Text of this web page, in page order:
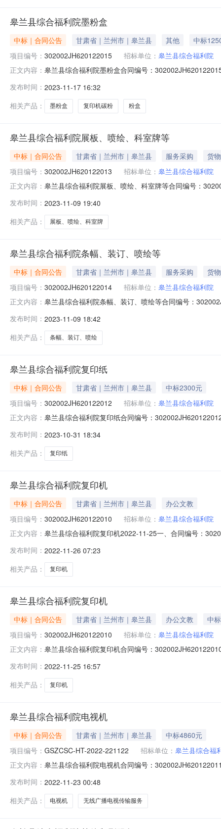
皋兰县综合福利院墨粉盒
中标｜合同公告 甘肃省｜兰州市｜皋兰县 其他
中标
项目编号： 302002JH620122015 招标单位： 皋兰县综合福利院
正文内容： 皋兰县综合福利院墨粉盒合同编号：
是否为ppp：是否联合体：牵头单位：组成单位：点击下
发布时间： 2023-11-17 16:32
相关产品：
墨粉盒 复印机碳粉 粉盒
皋兰县综合福利院展板、喷绘、科室牌等
中标｜合同公告 甘肃省｜兰州市｜皋兰县 服务采购
货物
项目编号： 302002JH620122013 招标单位： 皋兰县综合福利院
正文内容： 皋兰县综合福利院展板、喷绘、科室牌等合同编号：
同总金额：0.4959（万元）合同扩展信息是否为ppp：
发布时间： 2023-11-09 19:40
相关产品：
展板、喷绘、科室牌
皋兰县综合福利院条幅、装订、喷绘等
中标｜合同公告 甘肃省｜兰州市｜皋兰县 服务采购
货物
项目编号： 302002JH620122014 招标单位： 皋兰县综合福利院
正文内容： 皋兰县综合福利院条幅、装订、喷绘等合同编号：
0.4267（万元）合同扩展信息是否为ppp：是否联合体
发布时间： 2023-11-09 18:42
相关产品：
条幅、装订、喷绘
皋兰县综合福利院复印纸
中标｜合同公告 甘肃省｜兰州市｜皋兰县
中标2300元
项目编号： 302002JH620122012 招标单位： 皋兰县综合福利院
正文内容： 皋兰县综合福利院复印纸合同编号：
信息是否为ppp：是否联合体：牵头单位：组成单位：点
发布时间： 2023-10-31 18:34
相关产品：
复印纸
皋兰县综合福利院复印机
中标｜合同公告 甘肃省｜兰州市｜皋兰县
办公文教
项目编号： 302002JH620122010 招标单位： 皋兰县综合福利院
正文内容： 皋兰县综合福利院复印机2022-11-25一、合同编号：
机规格型号（或服务要求）：理光主要标的数量：1主要
发布时间： 2022-11-26 07:23
相关产品：
复印机
皋兰县综合福利院复印机
中标｜合同公告 甘肃省｜兰州市｜皋兰县 办公文教
中
项目编号： 302002JH620122010 招标单位： 皋兰县综合福利院
正文内容： 皋兰县综合福利院复印机合同编号：
展信息是否为ppp：是否联合体：牵头单位：组成单位：
发布时间： 2022-11-25 16:57
相关产品：
复印机
皋兰县综合福利院电视机
中标｜合同公告 甘肃省｜兰州市｜皋兰县
中标4860元
项目编号： GSZCSC-HT-2022-221122 招标单位： 皋兰县综合福
正文内容： 皋兰县综合福利院电视机合同编号：
元）合同扩展信息是否为ppp：是否联合体：牵头单位：
发布时间： 2022-11-23 00:48
相关产品：
电视机 无线广播电视传输服务